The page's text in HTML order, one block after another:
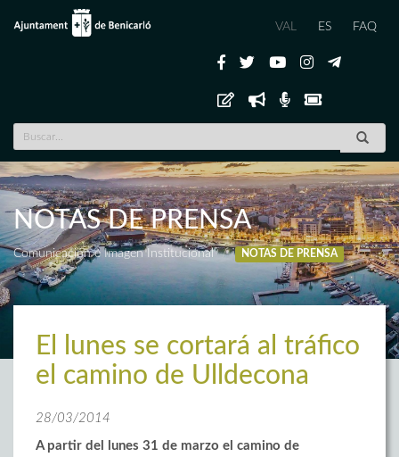
VAL ES FAQ
NOTAS DE PRENSA
Comunicación e Imagen Institucional NOTAS DE PRENSA
El lunes se cortará al tráfico
el camino de Ulldecona
28/03/2014
A partir del lunes 31 de marzo el camino de